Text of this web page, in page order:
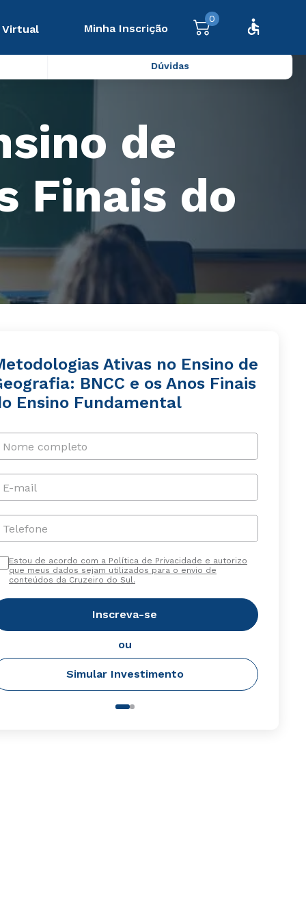
Virtual Minha Inscrição
0
Dúvidas
de
Finais do
Ativas no Ensino de
BNCC e os Anos Finais
Ensino Fundamental
Nome completo
E-mail
Telefone
Estou de acordo com a Política de Privacidade e autorizo
que meus dados sejam utilizados para o envio de
conteúdos da Cruzeiro do Sul.
Inscreva-se
ou
Simular Investimento